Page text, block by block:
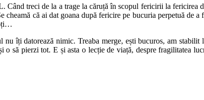
treci de la a trage la căruță în scopul fericirii la fericirea
cheamă că ai dat goana după fericire pe bucuria perpetuă
îți datorează nimic. Treaba merge, ești bucuros, am
să pierzi tot. E și asta o lecție de viață, despre fragilitatea